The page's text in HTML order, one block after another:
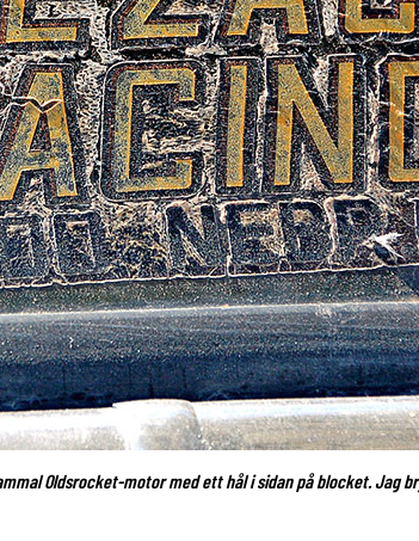
Oldsrocket-motor med ett hål i sidan på blocket. Jag